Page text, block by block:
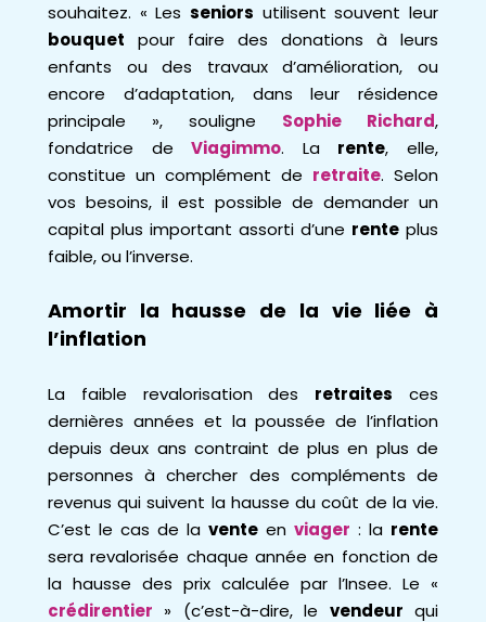
souhaitez. « Les seniors utilisent souvent leur
bouquet pour faire des donations à leurs
enfants ou des travaux d’amélioration, ou
encore d’adaptation, dans leur résidence
principale », souligne Sophie Richard,
fondatrice deViagimmo. La rente, elle,
constitue un complément de retraite. Selon
vos besoins, il est possible de demander un
capital plus important assorti d’une rente plus
faible, ou l’inverse.
Amortir la hausse de la vie liée à
l’inflation
La faible revalorisation des retraites ces
dernières années et la poussée de l’inflation
depuis deux ans contraint de plus en plus de
personnes à chercher des compléments de
revenus qui suivent la hausse du coût de la vie.
C’est le cas de la vente en viager : la rente
sera revalorisée chaque année en fonction de
la hausse des prix calculée par l’Insee. Le «
crédirentier » (c’est-à-dire, le vendeur qui